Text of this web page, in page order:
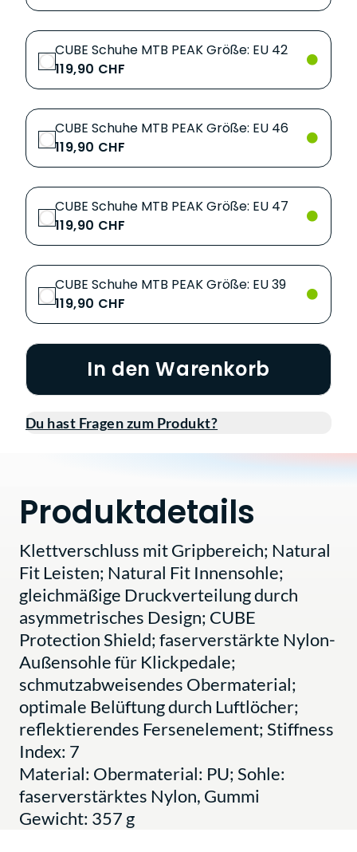
CUBE Schuhe MTB PEAK Größe: EU 42
119,90 CHF
CUBE Schuhe MTB PEAK Größe: EU 46
119,90 CHF
CUBE Schuhe MTB PEAK Größe: EU 47
119,90 CHF
CUBE Schuhe MTB PEAK Größe: EU 39
119,90 CHF
In den Warenkorb
Du hast Fragen zum Produkt?
Produktdetails
Klettverschluss mit Gripbereich; Natural
Fit Leisten; Natural Fit Innensohle;
gleichmäßige Druckverteilung durch
asymmetrisches Design; CUBE
Protection Shield; faserverstärkte Nylon-
Außensohle für Klickpedale;
schmutzabweisendes Obermaterial;
optimale Belüftung durch Luftlöcher;
reflektierendes Fersenelement; Stiffness
Index: 7
Material: Obermaterial: PU; Sohle:
faserverstärktes Nylon, Gummi
Gewicht: 357 g